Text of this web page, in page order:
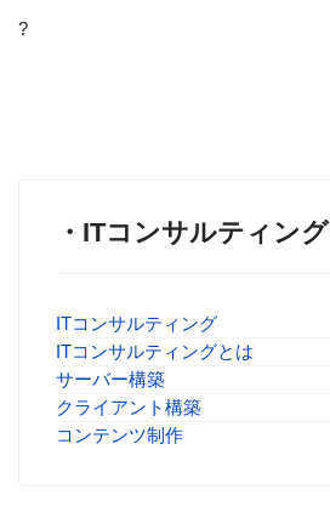
?
・ITコンサルティング
ITコンサルティング
ITコンサルティングとは
サーバー構築
クライアント構築
コンテンツ制作